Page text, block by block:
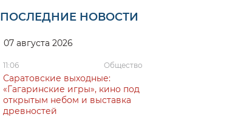
ПОСЛЕДНИЕ НОВОСТИ
07 августа 2026
11:06 Общество
Саратовские выходные:
«Гагаринские игры», кино под
открытым небом и выставка
древностей